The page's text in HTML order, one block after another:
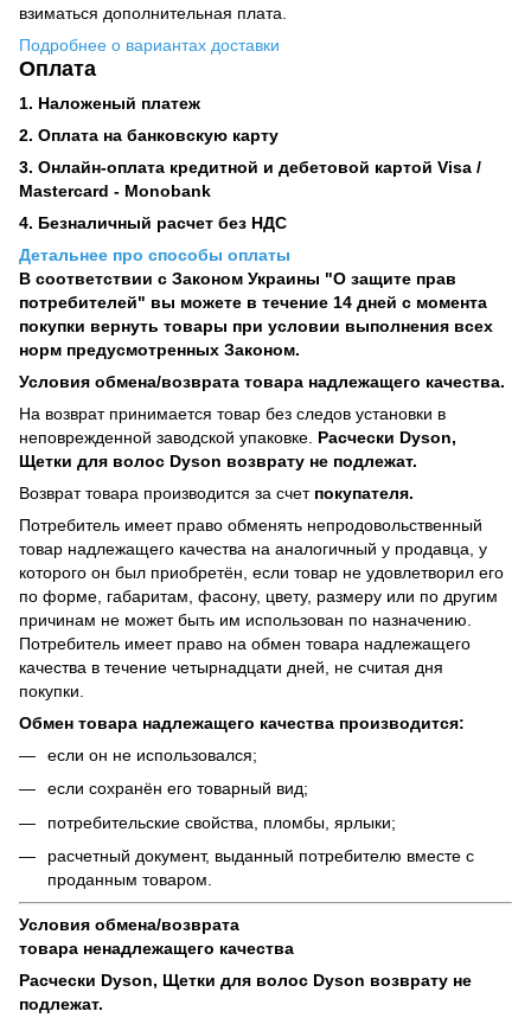
взиматься дополнительная плата.
Подробнее о вариантах доставки
Оплата
1. Наложеный платеж
2. Оплата на банковскую карту
3. Онлайн-оплата кредитной и дебетовой картой Visa /
Mastercard - Monobank
4. Безналичный расчет без НДС
Детальнее про способы оплаты
В соответствии с Законом Украины "О защите прав
потребителей" вы можете в течение 14 дней с момента
покупки вернуть товары при условии выполнения всех
норм предусмотренных Законом.
Условия обмена/возврата товара надлежащего качества.
На возврат принимается товар без следов установки в
неповрежденной заводской упаковке. Расчески Dyson,
Щетки для волос Dyson возврату не подлежат.
Возврат товара производится за счет покупателя.
Потребитель имеет право обменять непродовольственный
товар надлежащего качества на аналогичный у продавца, у
которого он был приобретён, если товар не удовлетворил его
по форме, габаритам, фасону, цвету, размеру или по другим
причинам не может быть им использован по назначению.
Потребитель имеет право на обмен товара надлежащего
качества в течение четырнадцати дней, не считая дня
покупки.
Обмен товара надлежащего качества производится:
если он не использовался;
если сохранён его товарный вид;
потребительские свойства, пломбы, ярлыки;
расчетный документ, выданный потребителю вместе с
проданным товаром.
Условия обмена/возврата
товара ненадлежащего качества
Расчески Dyson, Щетки для волос Dyson возврату не
подлежат.